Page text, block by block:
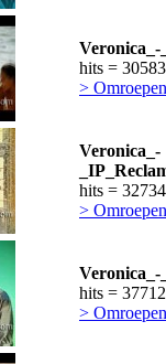
Veronica_-
hits = 30583
>
Veronica_-
hits = 32734
>
Veronica_-
hits = 37712
>